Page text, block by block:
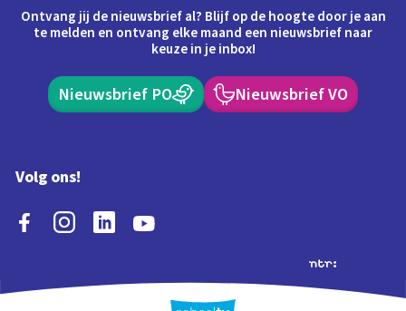
Ontvang jij de nieuwsbrief al? Blijf op de hoogte door je aan
te melden en ontvang elke maand een nieuwsbrief naar
keuze in je inbox!
Nieuwsbrief PO Nieuwsbrief VO
Volg ons!